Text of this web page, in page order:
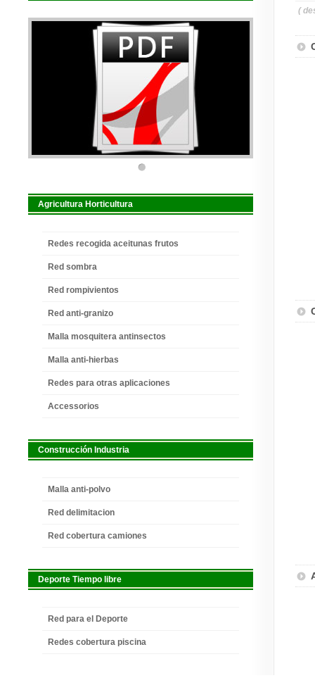
(
Agricultura Horticultura
Redes recogida aceitunas frutos
Red sombra
Red rompivientos
Red anti-granizo
Malla mosquitera antinsectos
Malla anti-hierbas
Redes para otras aplicaciones
Accessorios
Construcción Industria
Malla anti-polvo
Red delimitacion
Red cobertura camiones
Deporte Tiempo libre
Red para el Deporte
Redes cobertura piscina